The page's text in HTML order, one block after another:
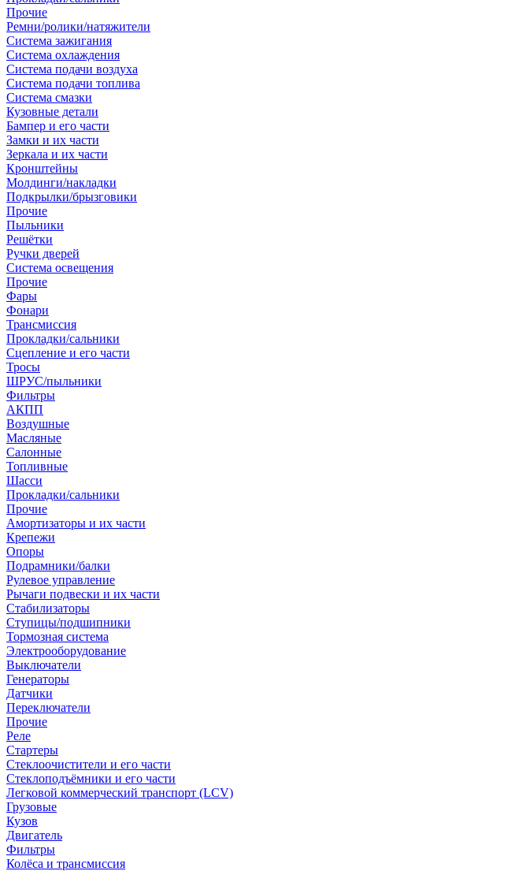
Прочие
Ремни/ролики/натяжители
Система зажигания
Система охлаждения
Система подачи воздуха
Система подачи топлива
Система смазки
Кузовные детали
Бампер и его части
Замки и их части
Зеркала и их части
Кронштейны
Молдинги/накладки
Подкрылки/брызговики
Прочие
Пыльники
Решётки
Ручки дверей
Система освещения
Прочие
Фары
Фонари
Трансмиссия
Прокладки/сальники
Сцепление и его части
Тросы
ШРУС/пыльники
Фильтры
АКПП
Воздушные
Масляные
Салонные
Топливные
Шасси
Прокладки/сальники
Прочие
Амортизаторы и их части
Крепежи
Опоры
Подрамники/балки
Рулевое управление
Рычаги подвески и их части
Стабилизаторы
Ступицы/подшипники
Тормозная система
Электрооборудование
Выключатели
Генераторы
Датчики
Переключатели
Прочие
Реле
Стартеры
Стеклоочистители и его части
Стеклоподъёмники и его части
Легковой коммерческий транспорт (LCV)
Грузовые
Кузов
Двигатель
Фильтры
Колёса и трансмиссия